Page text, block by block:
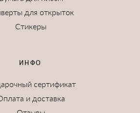
для открыток
Стикеры
ИНФО
сертификат
и доставка